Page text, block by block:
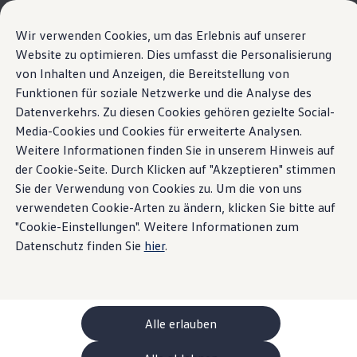
Wir verwenden Cookies, um das Erlebnis auf unserer
Website zu optimieren. Dies umfasst die Personalisierung
von Inhalten und Anzeigen, die Bereitstellung von
Funktionen für soziale Netzwerke und die Analyse des
Datenverkehrs. Zu diesen Cookies gehören gezielte Social-
Media-Cookies und Cookies für erweiterte Analysen.
Weitere Informationen finden Sie in unserem Hinweis auf
der Cookie-Seite. Durch Klicken auf "Akzeptieren" stimmen
Sie der Verwendung von Cookies zu. Um die von uns
verwendeten Cookie-Arten zu ändern, klicken Sie bitte auf
"Cookie-Einstellungen". Weitere Informationen zum
Datenschutz finden Sie hier.
Alle erlauben
Passer
au
contenu
principal
Sauter
au
pied
de
page
La nouvelle ID. Polo
Points forts Détails et équipements
Votre configuration
Modèles spéciaux UNITED
Conseil et achat
Offres actuelles
Clients professionnels et gestion de flotte
Véhicules en stock
Occasions
Financement
Calculateur de leasing
Électromobilité
Coûts et financement
Recharge et autonomie
Recharger à domicile
Recharger en déplacement
Simulateur de temps de recharge
Simulateur d’autonomie
ChargeOn
Technologie et batterie
Accueil Modèles et configurateur Nouvelle ID. Polo
Ce qui se cache dans
Détails et équipements
Recharge et autonomie
Recharge rapide.
Rouler plus loin.
flexibilité au quotidien et pouvez parcourir de longs trajets
en toute sérénité. Grâce à une technologie de batterie
efficace et à une gestion de l’énergie bien pensée, les pauses